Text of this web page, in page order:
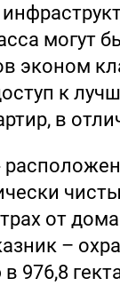
могут
эконом
к
в
от
–
976,8